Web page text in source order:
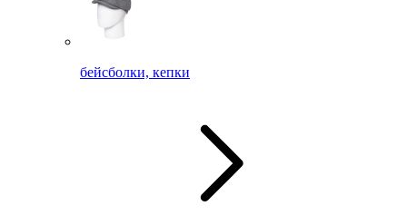
бейсболки, кепки